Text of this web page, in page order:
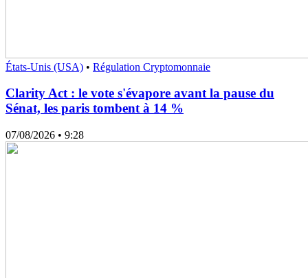
États-Unis (USA) • Régulation Cryptomonnaie
Clarity Act : le vote s'évapore avant la pause du
Sénat, les paris tombent à 14 %
07/08/2026 • 9:28